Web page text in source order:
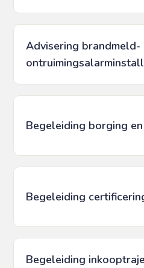
Advisering brandmeld-
Begeleiding borging
Begeleiding
Begeleiding